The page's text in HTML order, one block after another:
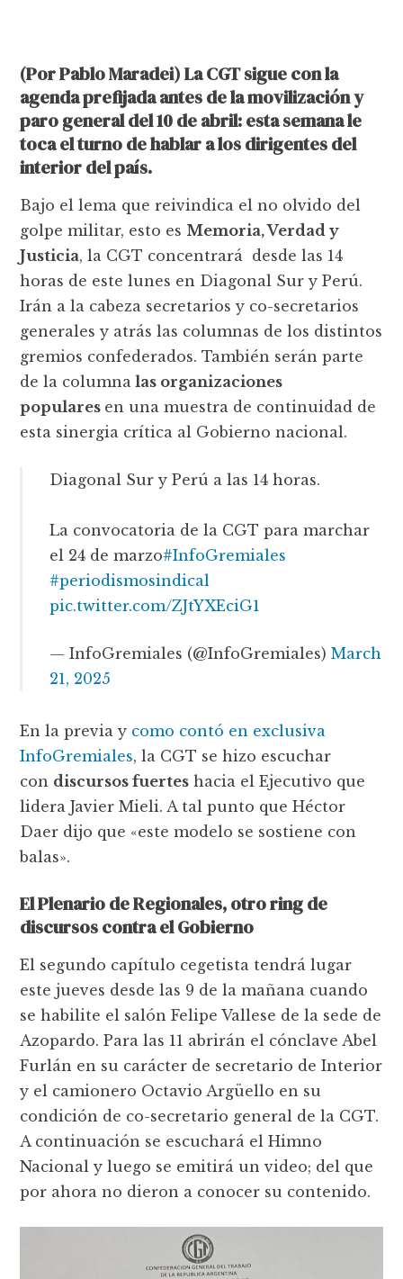
(Por Pablo Maradei) La CGT sigue con la
agenda prefijada antes de la movilización y
paro general del 10 de abril: esta semana le
toca el turno de hablar a los dirigentes del
interior del país.
Bajo el lema que reivindica el no olvido del
golpe militar, esto es Memoria, Verdad y
Justicia, la CGT concentrará desde las 14
horas de este lunes en Diagonal Sur y Perú.
Irán a la cabeza secretarios y co-secretarios
generales y atrás las columnas de los distintos
gremios confederados. También serán parte
de la columna las organizaciones
populares en una muestra de continuidad de
esta sinergia crítica al Gobierno nacional.
Diagonal Sur y Perú a las 14 horas.
La convocatoria de la CGT para marchar
el 24 de marzo#InfoGremiales
#periodismosindical
pic.twitter.com/ZJtYXEciG1
— InfoGremiales (@InfoGremiales)March
21, 2025
En la previa y como contó en exclusiva
InfoGremiales, la CGT se hizo escuchar
con discursos fuertes hacia el Ejecutivo que
lidera Javier Mieli. A tal punto que Héctor
Daer dijo que «este modelo se sostiene con
balas».
El Plenario de Regionales, otro ring de
discursos contra el Gobierno
El segundo capítulo cegetista tendrá lugar
este jueves desde las 9 de la mañana cuando
se habilite el salón Felipe Vallese de la sede de
Azopardo. Para las 11 abrirán el cónclave Abel
Furlán en su carácter de secretario de Interior
y el camionero Octavio Argüello en su
condición de co-secretario general de la CGT.
A continuación se escuchará el Himno
Nacional y luego se emitirá un video; del que
por ahora no dieron a conocer su contenido.